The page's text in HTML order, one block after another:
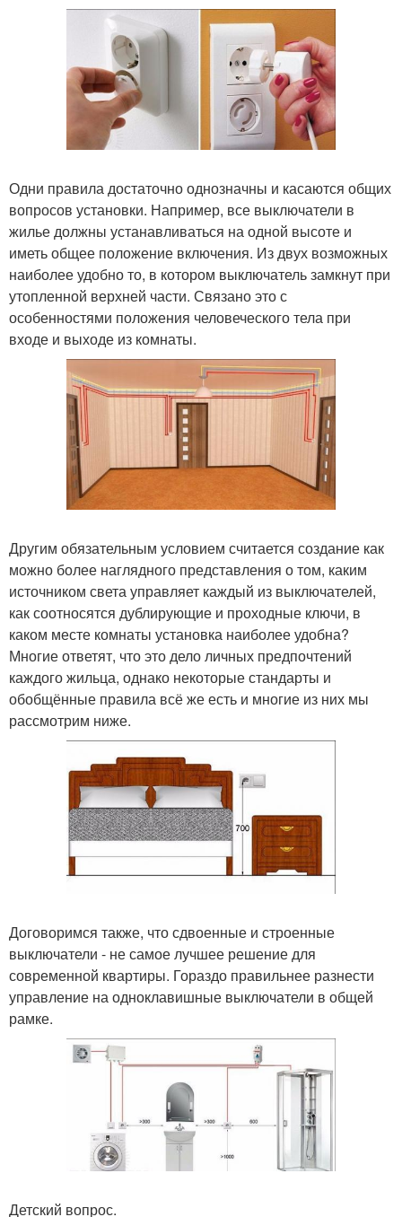
Одни правила достаточно однозначны и касаются общих
вопросов установки. Например, все выключатели в
жилье должны устанавливаться на одной высоте и
иметь общее положение включения. Из двух возможных
наиболее удобно то, в котором выключатель замкнут при
утопленной верхней части. Связано это с
особенностями положения человеческого тела при
входе и выходе из комнаты.
Другим обязательным условием считается создание как
можно более наглядного представления о том, каким
источником света управляет каждый из выключателей,
как соотносятся дублирующие и проходные ключи, в
каком месте комнаты установка наиболее удобна?
Многие ответят, что это дело личных предпочтений
каждого жильца, однако некоторые стандарты и
обобщённые правила всё же есть и многие из них мы
рассмотрим ниже.
Договоримся также, что сдвоенные и строенные
выключатели - не самое лучшее решение для
современной квартиры. Гораздо правильнее разнести
управление на одноклавишные выключатели в общей
рамке.
Детский вопрос.